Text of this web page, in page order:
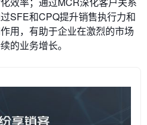
SFE和CPQ提升销售执行力和
用，有助于企业在激烈的市场
的业务增长。